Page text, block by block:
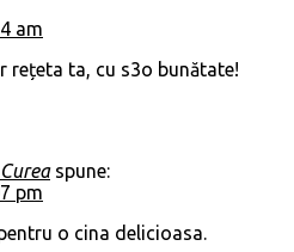
am
rețeta ta, cu s3o bunătate!
spune:
pm
o cina delicioasa.